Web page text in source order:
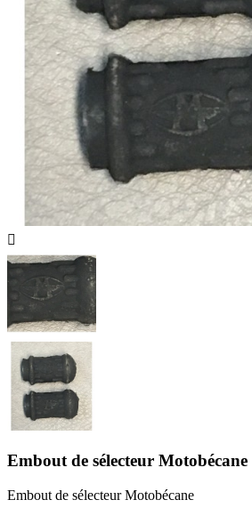

Embout de sélecteur Motobécane
Embout de sélecteur Motobécane